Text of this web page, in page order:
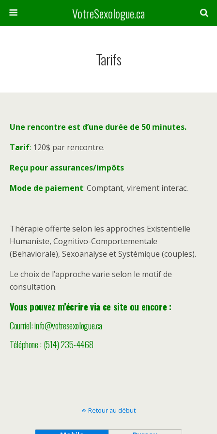
VotreSexologue.ca
Tarifs
Une rencontre est d’une durée de 50 minutes.
Tarif: 120$ par rencontre.
Reçu pour assurances/impôts
Mode de paiement: Comptant, virement interac.
Thérapie offerte selon les approches Existentielle
Humaniste, Cognitivo-Comportementale
(Behaviorale), Sexoanalyse et Systémique (couples).
Le choix de l’approche varie selon le motif de
consultation.
Vous pouvez m’écrire via ce site ou encore :
Courriel:info@votresexologue.ca
Téléphone :(514) 235-4468
Retour au début